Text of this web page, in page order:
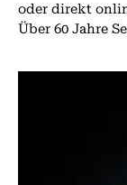
oder direkt
Über 60 Jahre